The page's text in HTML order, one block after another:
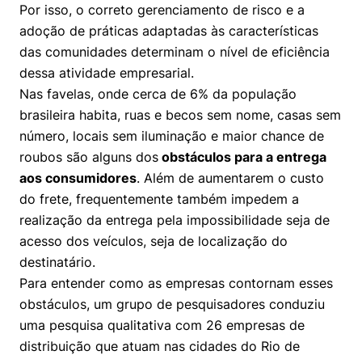
Engenharia de Computação
Engenharia de Produção
Engenharia Mecânica
Engenharia Mecatrônica
Direito
Economia
Negócios
Políticas Públicas
Sustentabilidade
Tecnologia e Dados
Comitê de Ética em Pesquisa
Linkedin
Ouvidoria
Portal da Privacidade
Por isso, o correto gerenciamento de risco e a
adoção de práticas adaptadas às características
das comunidades determinam o nível de eficiência
dessa atividade empresarial.
Nas favelas, onde cerca de 6% da população
brasileira habita, ruas e becos sem nome, casas sem
número, locais sem iluminação e maior chance de
roubos são alguns dos obstáculos para a entrega
aos consumidores. Além de aumentarem o custo
do frete, frequentemente também impedem a
realização da entrega pela impossibilidade seja de
acesso dos veículos, seja de localização do
destinatário.
Para entender como as empresas contornam esses
obstáculos, um grupo de pesquisadores conduziu
uma pesquisa qualitativa com 26 empresas de
distribuição que atuam nas cidades do Rio de